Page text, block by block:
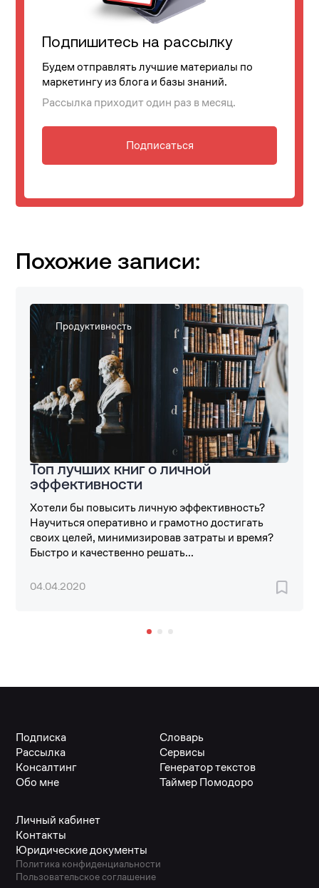
Подпишитесь на рассылку
Будем отправлять лучшие материалы по
маркетингу из блога и базы знаний.
Рассылка приходит один раз в месяц.
Подписаться
Похожие записи:
Продуктивность
Топ лучших книг о личной
эффективности
Хотели бы повысить личную эффективность?
Научиться оперативно и грамотно достигать
своих целей, минимизировав затраты и время?
Быстро и качественно решать...
04.04.2020
Подписка
Рассылка
Консалтинг
Обо мне
Словарь
Сервисы
Генератор текстов
Таймер Помодоро
Личный кабинет
Контакты
Юридические документы
Политика конфиденциальности
Пользовательское соглашение